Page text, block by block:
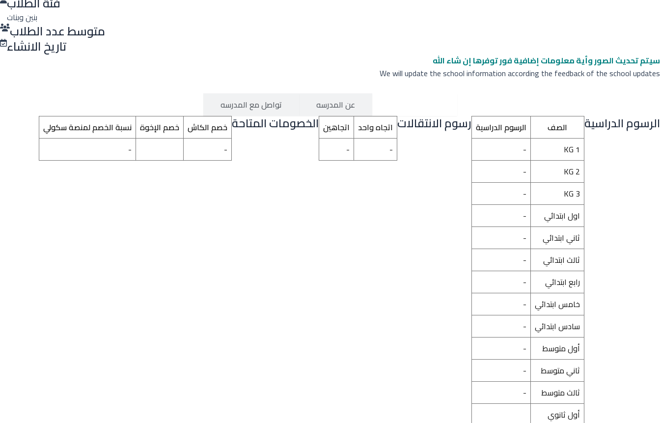
بنين وبنات
متوسط عدد الطلاب
تاريخ الانشاء
سيتم تحديث الصور وأية معلومات إضافيةفور توفرها إن شاء الله
We will update the school information according the feedback of the school updates
عن المدرسه تواصل مع المدرسه
الرسوم الدراسية الصف
الرسوم الدراسية
KG 1
-
KG 2
-
KG 3
-
اول ابتدائي
-
ثاني ابتدائي
-
ثالث ابتدائي
-
رابع ابتدائي
-
خامس ابتدائي -
سادس ابتدائي -
أول متوسط
-
ثاني متوسط
-
ثالث متوسط
-
أول ثانوي
رسوم الانتقالات اتجاه واحد
اتجاهين
-
-
الخصومات المتاحة خصم الكاش خصم الإخوة نسبة الخصم لمنصة سكولي
-
-